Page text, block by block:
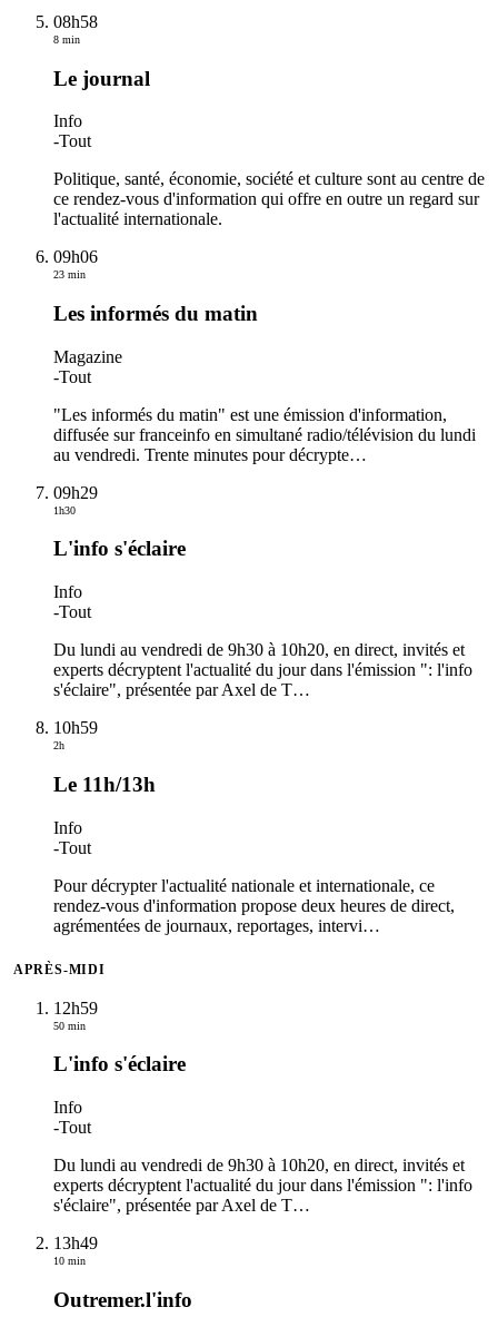
08h58
8 min
Le journal
Info
-Tout
Politique, santé, économie, société et culture sont au centre de
ce rendez-vous d'information qui offre en outre un regard sur
l'actualité internationale.
09h06
23 min
Les informés du matin
Magazine
-Tout
"Les informés du matin" est une émission d'information,
diffusée sur franceinfo en simultané radio/télévision du lundi
au vendredi. Trente minutes pour décrypte…
09h29
1h30
L'info s'éclaire
Info
-Tout
Du lundi au vendredi de 9h30 à 10h20, en direct, invités et
experts décryptent l'actualité du jour dans l'émission ": l'info
s'éclaire", présentée par Axel de T…
10h59
2h
Le 11h/13h
Info
-Tout
Pour décrypter l'actualité nationale et internationale, ce
rendez-vous d'information propose deux heures de direct,
agrémentées de journaux, reportages, intervi…
APRÈS-MIDI
12h59
50 min
L'info s'éclaire
Info
-Tout
Du lundi au vendredi de 9h30 à 10h20, en direct, invités et
experts décryptent l'actualité du jour dans l'émission ": l'info
s'éclaire", présentée par Axel de T…
13h49
10 min
Outremer.l'info